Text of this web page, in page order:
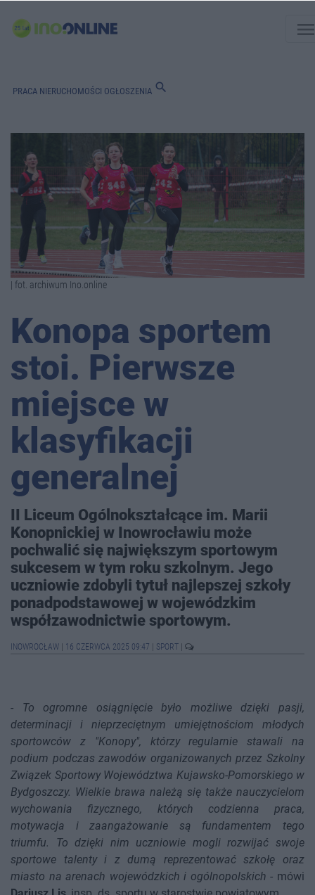
PRACA NIERUCHOMOŚCI OGŁOSZENIA search
| fot. archiwum Ino.online
Konopa sportem
stoi. Pierwsze
miejsce w
klasyfikacji
generalnej
II Liceum Ogólnokształcące im. Marii
Konopnickiej w Inowrocławiu może
pochwalić się największym sportowym
sukcesem w tym roku szkolnym. Jego
uczniowie zdobyli tytuł najlepszej szkoły
ponadpodstawowej w wojewódzkim
współzawodnictwie sportowym.
INOWROCŁAW 16 CZERWCA 2025 09:47 SPORT
- To ogromne osiągnięcie było możliwe dzięki pasji,
determinacji i nieprzeciętnym umiejętnościom młodych
sportowców z "Konopy", którzy regularnie stawali na
podium podczas zawodów organizowanych przez Szkolny
Związek Sportowy Województwa Kujawsko-Pomorskiego w
Bydgoszczy. Wielkie brawa należą się także nauczycielom
wychowania fizycznego, których codzienna praca,
motywacja i zaangażowanie są fundamentem tego
triumfu. To dzięki nim uczniowie mogli rozwijać swoje
sportowe talenty i z dumą reprezentować szkołę oraz
miasto na arenach wojewódzkich i ogólnopolskich - mówi